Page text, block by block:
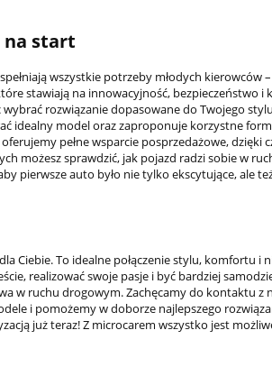
na start
wszystkie potrzeby młodych kierowców
stawiają na innowacyjność, bezpieczeństwo i
rozwiązanie dopasowane do Twojego
idealny model oraz zaproponuje korzystne
pełne wsparcie posprzedażowe, dzięki
możesz sprawdzić, jak pojazd radzi sobie w
pierwsze auto było nie tylko ekscytujące, ale
Ciebie. To idealne połączenie stylu, komfortu i
realizować swoje pasje i być bardziej
w ruchu drogowym. Zachęcamy do kontaktu z
i pomożemy w doborze najlepszego
już teraz! Z microcarem wszystko jest